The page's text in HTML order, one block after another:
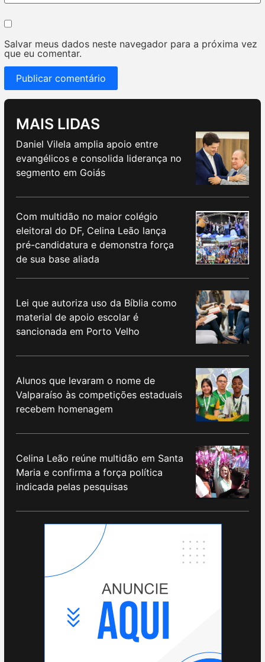
Salvar meus dados neste navegador para a próxima vez
que eu comentar.
MAIS LIDAS
Daniel Vilela amplia apoio entre
evangélicos e consolida liderança no
segmento em Goiás
Com multidão no maior colégio
eleitoral do DF, Celina Leão lança
pré-candidatura e demonstra força
de sua base aliada
Lei que autoriza uso da Bíblia como
material de apoio escolar é
sancionada em Porto Velho
Alunos que levaram o nome de
Valparaíso às competições estaduais
recebem homenagem
Celina Leão reúne multidão em Santa
Maria e confirma a força política
indicada pelas pesquisas